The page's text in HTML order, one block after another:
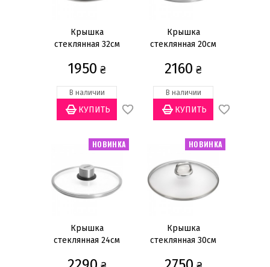
Ковши
Сотейники
Крышки
Банки для хранения кофе
Кофемолки
Показать всё
Цена
— грн
Крышка
стеклянная 32см
1950 ₴
В наличии
Крышка
стеклянная 20см
2160 ₴
В наличии
НОВИНКА
Крышка
стеклянная 24см
НОВИНКА
Крышка
стеклянная 30см